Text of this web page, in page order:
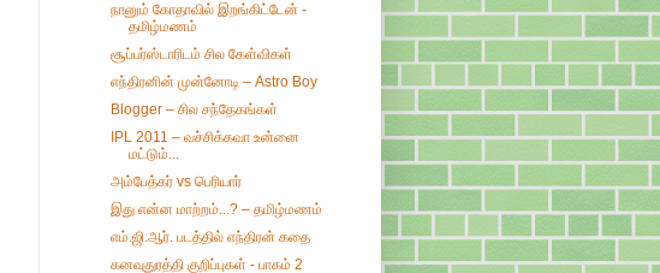
நானும் கோதாவில் இறங்கிட்டேன் -
தமிழ்மணம்
சூப்பர்ஸ்டாரிடம் சில கேள்விகள்
எந்திரனின் முன்னோடி – Astro Boy
Blogger – சில சந்தேகங்கள்
IPL 2011 – வச்சிக்கவா உன்னை
மட்டும்...
அம்பேத்கர் vs பெரியார்
இது என்ன மாற்றம்...? – தமிழ்மணம்
எம்.ஜி.ஆர். படத்தில் எந்திரன் கதை
கனவுதுரத்தி குறிப்புகள் - பாகம் 2